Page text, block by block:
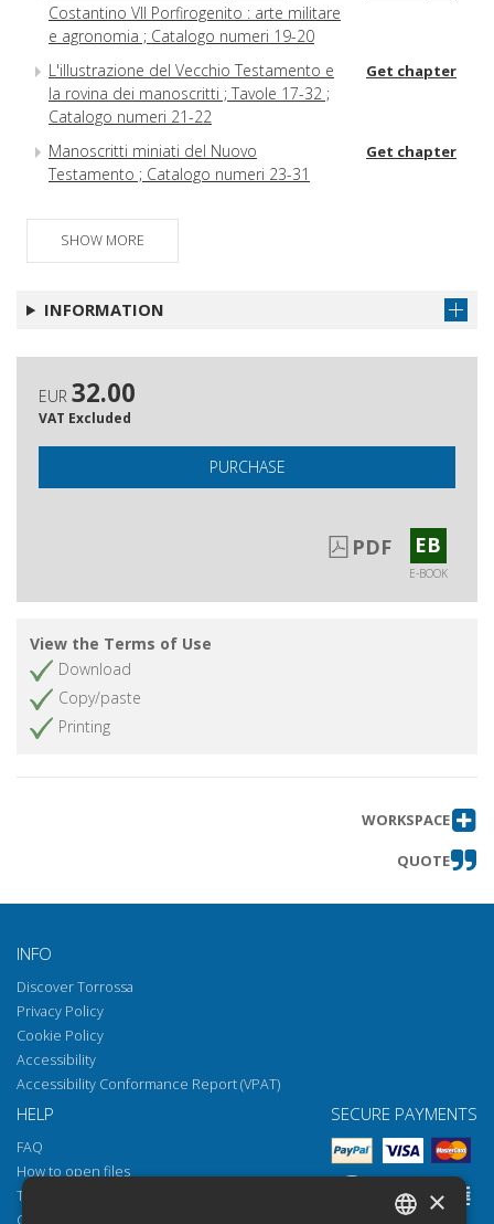
Costantino VII Porfirogenito : arte militare
e agronomia ; Catalogo numeri 19-20
L'illustrazione del Vecchio Testamento e
la rovina dei manoscritti ; Tavole 17-32 ;
Catalogo numeri 21-22
Get chapter
Manoscritti miniati del Nuovo
Testamento ; Catalogo numeri 23-31
Get chapter
Medici ; Catalogo numeri 32-42 ; Tavole
Get chapter
Indice analitico Get chapter
SHOW MORE
INFORMATION
EUR 32.00
VAT Excluded
PURCHASE
PDF EB
E-BOOK
View the Terms of Use
Download
Copy/paste
Printing
WORKSPACE
QUOTE
INFO
Discover Torrossa
Privacy Policy
Cookie Policy
Accessibility
Accessibility Conformance Report (VPAT)
HELP
FAQ
How to open files
Torrossa Reader
SECURE PAYMENTS
×